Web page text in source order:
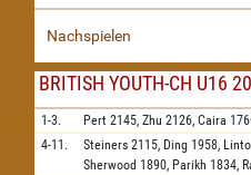
Nachspielen
BRITISH YOUTH-CH U16
1-3. Pert 2145, Zhu 2126, Caira
4-11.
Steiners 2115, Ding 1958,
Sherwood 1890, Parikh 1834,